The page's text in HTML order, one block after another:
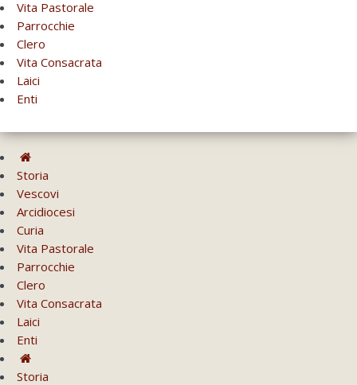
Vita Pastorale
Parrocchie
Clero
Vita Consacrata
Laici
Enti
Storia
Vescovi
Arcidiocesi
Curia
Vita Pastorale
Parrocchie
Clero
Vita Consacrata
Laici
Enti
Storia